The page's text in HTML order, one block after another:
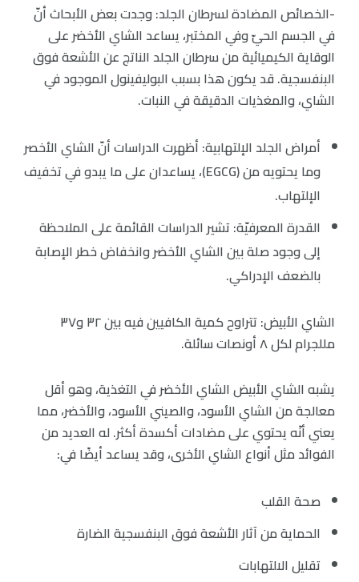
-الخصائص المضادة لسرطان الجلد: وجدت بعض الأبحاث أنّ
في الجسم الحيّ وفي المختبر، يساعد الشاي الأخضر على
الوقاية الكيميائية من سرطان الجلد الناتج عن الأشعة فوق
البنفسجية. قد يكون هذا بسبب البوليفينول الموجود في
الشاي، والمغذيات الدقيقة في النبات.
أمراض الجلد الإلتهابية: أظهرت الدراسات أنّ الشاي الأخصر
وما يحتويه من (EGCG)، يساعدان على ما يبدو في تخفيف
الإلتهاب.
القدرة المعرفيّة: تشير الدراسات القائمة على الملاحظة
إلى وجود صلة بين الشاي الأخضر وانخفاض خطر الإصابة
بالضعف الإدراكي.
الشاي الأبيض: تتراوح كمية الكافيين فيه بين ٣٢ و٣٧
مللجرام لكل ٨ أونصات سائلة.
يشبه الشاي الأبيض الشاي الأخضر في التغذية، وهو أقل
معالجة من الشاي الأسود، والصيني الأسود، والأخضر، مما
يعني أنّه يحتوي على مضادات أكسدة أكثر. له العديد من
الفوائد مثل أنواع الشاي الأخرى، وقد يساعد أيضًا في:
صحة القلب
الحماية من آثار الأشعة فوق البنفسجية الضارة
تقليل الالتهابات